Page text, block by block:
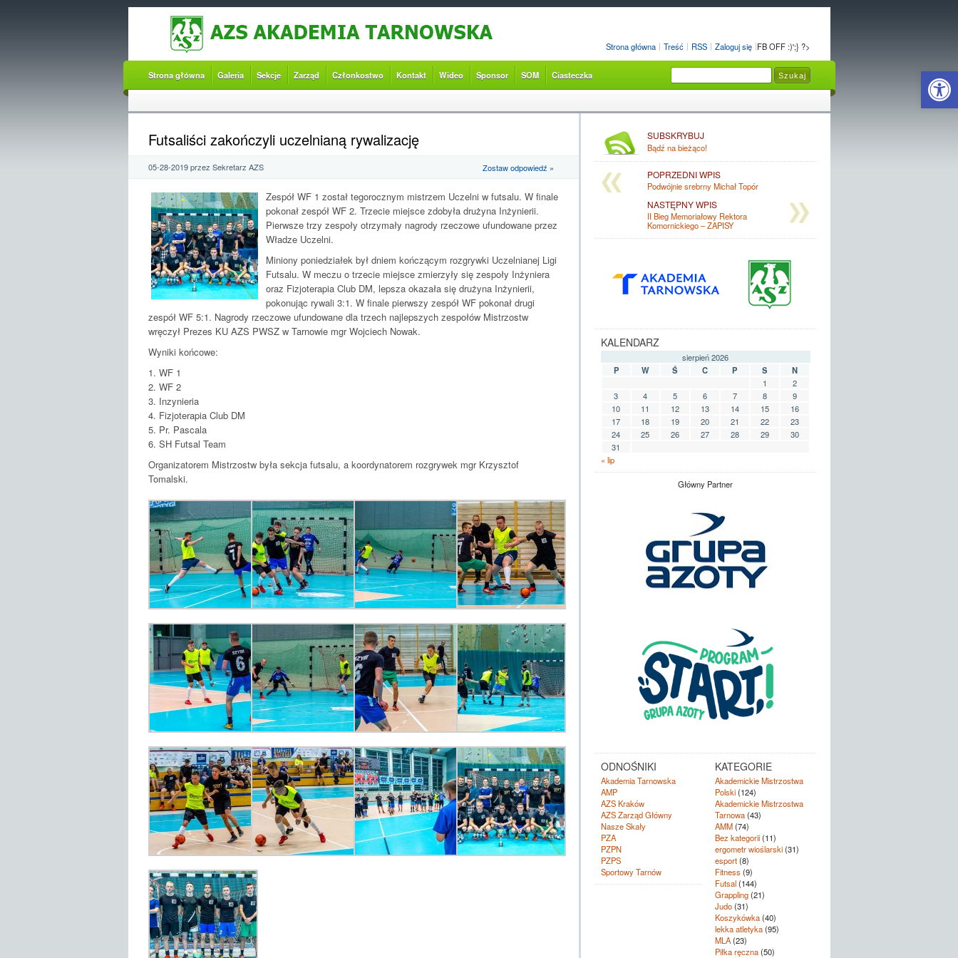
Strona główna Treść RSS Zaloguj się FB OFF :)';} ?>
Strona główna Galeria Sekcje Zarząd Członkostwo Kontakt Wideo Sponsor SOM Ciasteczka
Futsaliści zakończyli uczelnianą rywalizację
05-28-2019 przez Sekretarz AZS Zostaw odpowiedź »
Zespół WF 1 został tegorocznym mistrzem Uczelni w futsalu. W finale
pokonał zespół WF 2. Trzecie miejsce zdobyła drużyna Inżynierii.
Pierwsze trzy zespoły otrzymały nagrody rzeczowe ufundowane przez
Władze Uczelni.
Miniony poniedziałek był dniem kończącym rozgrywki Uczelnianej Ligi
Futsalu. W meczu o trzecie miejsce zmierzyły się zespoły Inżyniera
oraz Fizjoterapia Club DM, lepsza okazała się drużyna Inżynierii,
pokonując rywali 3:1. W finale pierwszy zespół WF pokonał drugi
zespół WF 5:1. Nagrody rzeczowe ufundowane dla trzech najlepszych zespołów Mistrzostw
wręczył Prezes KU AZS PWSZ w Tarnowie mgr Wojciech Nowak.
Wyniki końcowe:
1. WF 1
2. WF 2
3. Inzynieria
4. Fizjoterapia Club DM
5. Pr. Pascala
6. SH Futsal Team
Organizatorem Mistrzostw była sekcja futsalu, a koordynatorem rozgrywek mgr Krzysztof
Tomalski.
SUBSKRYBUJ
Bądź na bieżąco!
POPRZEDNI WPIS
Podwójnie srebrny Michał Topór
NASTĘPNY WPIS
II Bieg Memoriałowy Rektora
Komornickiego – ZAPISY
KALENDARZ
sierpień 2026
P
W Ś C P S
N
1
2
3
4 5 6 7 8
9
10
11 12 13 14 15
16
17
18 19 20 21 22
23
24
25 26 27 28 29
30
31
« lip
Główny Partner
ODNOŚNIKI
Akademia Tarnowska
AMP
AZS Kraków
AZS Zarząd Główny
Nasze Skały
PZA
PZPN
PZPS
Sportowy Tarnów
KATEGORIE
Akademickie Mistrzostwa
Polski(124)
Akademickie Mistrzostwa
Tarnowa(43)
AMM(74)
Bez kategorii(11)
ergometr wioślarski(31)
esport(8)
Fitness (9)
Futsal(144)
Grappling(21)
Judo(31)
Koszykówka(40)
lekka atletyka(95)
MLA(23)
Piłka ręczna(50)